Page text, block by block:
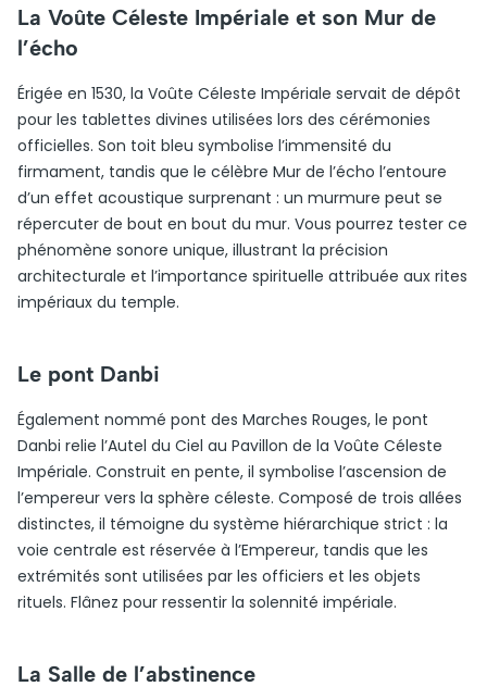
La Voûte Céleste Impériale et son Mur de
l’écho
Érigée en 1530, la Voûte Céleste Impériale servait de dépôt
pour les tablettes divines utilisées lors des cérémonies
officielles. Son toit bleu symbolise l’immensité du
firmament, tandis que le célèbre Mur de l’écho l’entoure
d’un effet acoustique surprenant : un murmure peut se
répercuter de bout en bout du mur. Vous pourrez tester ce
phénomène sonore unique, illustrant la précision
architecturale et l’importance spirituelle attribuée aux rites
impériaux du temple.
Le pont Danbi
Également nommé pont des Marches Rouges, le pont
Danbi relie l’Autel du Ciel au Pavillon de la Voûte Céleste
Impériale. Construit en pente, il symbolise l’ascension de
l’empereur vers la sphère céleste. Composé de trois allées
distinctes, il témoigne du système hiérarchique strict : la
voie centrale est réservée à l’Empereur, tandis que les
extrémités sont utilisées par les officiers et les objets
rituels. Flânez pour ressentir la solennité impériale.
La Salle de l’abstinence